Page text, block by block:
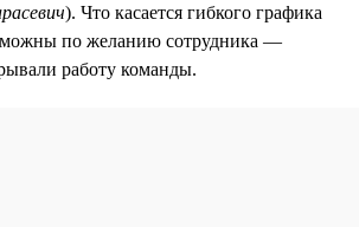
). Что касается гибкого графика
по желанию сотрудника —
работу команды.